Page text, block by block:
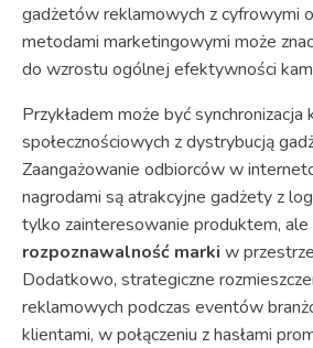
gadżetów reklamowych z cyfrowymi
metodami marketingowymi może
do wzrostu ogólnej efektywności
Przykładem może być synchronizacja
społecznościowych z dystrybucją
Zaangażowanie odbiorców w
nagrodami są atrakcyjne gadżety z
tylko zainteresowanie produktem, ale
rozpoznawalność marki w
Dodatkowo, strategiczne
reklamowych podczas eventów
klientami, w połączeniu z hasłami